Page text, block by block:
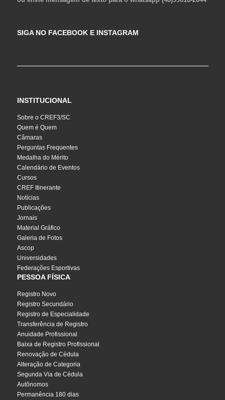
SIGA NO FACEBOOK E INSTAGRAM
INSTITUCIONAL
Sobre o CREF3/SC
Quem é Quem
Câmaras
Perguntas Frequentes
Medalha do Mérito
Calendário de Eventos
Cursos
CREF Itinerante
Notícias
Publicações
Jornais
Material Gráfico
Galeria de Fotos
Ascop
Universidades
Federações Esportivas
PESSOA FÍSICA
Registro Novo
Registro Secundário
Registro de Especialidade
Transferência de Registro
Anuidade Profissional
Baixa de Registro Profissional
Renovação de Cédula
Alteração de Categoria
Segunda Via de Cédula
Autônomos
Permanência 180 dias